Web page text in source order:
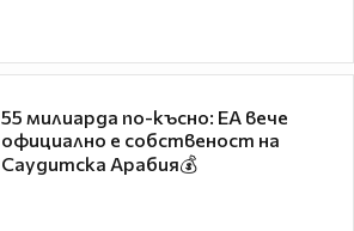
55 милиарда по-късно: EA вече
официално е собственост на
Саудитска Арабия💰